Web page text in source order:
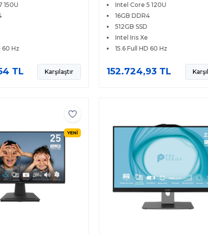
150U
60 Hz
TL Karşılaştır
Intel Core 5 120U
16GB DDR4
512GB SSD
Intel Iris Xe
15.6 Full HD 60 Hz
152.724,93 TL
YENİ